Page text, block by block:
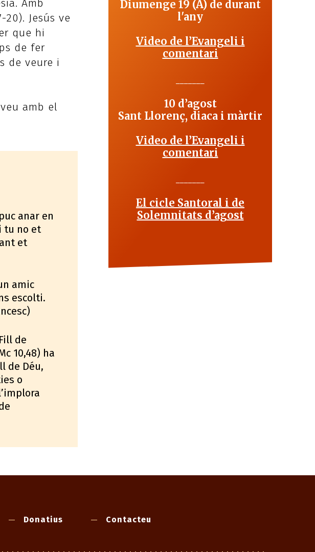
Amb
Jesús ve
que hi
de fer
de veure i
amb el
anar en
tu no et
et
amic
escolti.
de
10,48) ha
de Déu,
o
Diumenge 19 (A) de durant
l'any
Video de l’Evangeli i
comentari
10 d’agost
Sant Llorenç, diaca i màrtir
Video de l’Evangeli i
comentari
El cicle Santoral i de
Solemnitats d’agost
Donatius Contacteu